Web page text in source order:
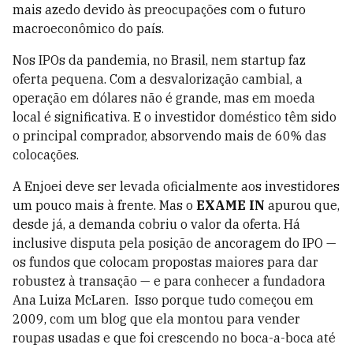
mais azedo devido às preocupações com o futuro
macroeconômico do país.
Nos IPOs da pandemia, no Brasil, nem startup faz
oferta pequena. Com a desvalorização cambial, a
operação em dólares não é grande, mas em moeda
local é significativa. E o investidor doméstico têm sido
o principal comprador, absorvendo mais de 60% das
colocações.
A Enjoei deve ser levada oficialmente aos investidores
um pouco mais à frente. Mas o EXAME IN apurou que,
desde já, a demanda cobriu o valor da oferta. Há
inclusive disputa pela posição de ancoragem do IPO —
os fundos que colocam propostas maiores para dar
robustez à transação — e para conhecer a fundadora
Ana Luiza McLaren. Isso porque tudo começou em
2009, com um blog que ela montou para vender
roupas usadas e que foi crescendo no boca-a-boca até